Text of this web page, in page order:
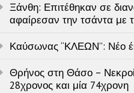
Ξάνθη: Επιτέθηκαν σε
αφαίρεσαν την τσάντα με
Καύσωνας “ΚΛΕΩΝ”: Νέο
Θρήνος στη Θάσο –
28χρονος και μία 74χρονη